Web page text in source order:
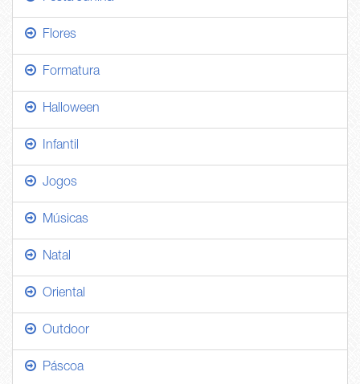
Flores
Formatura
Halloween
Infantil
Jogos
Músicas
Natal
Oriental
Outdoor
Páscoa